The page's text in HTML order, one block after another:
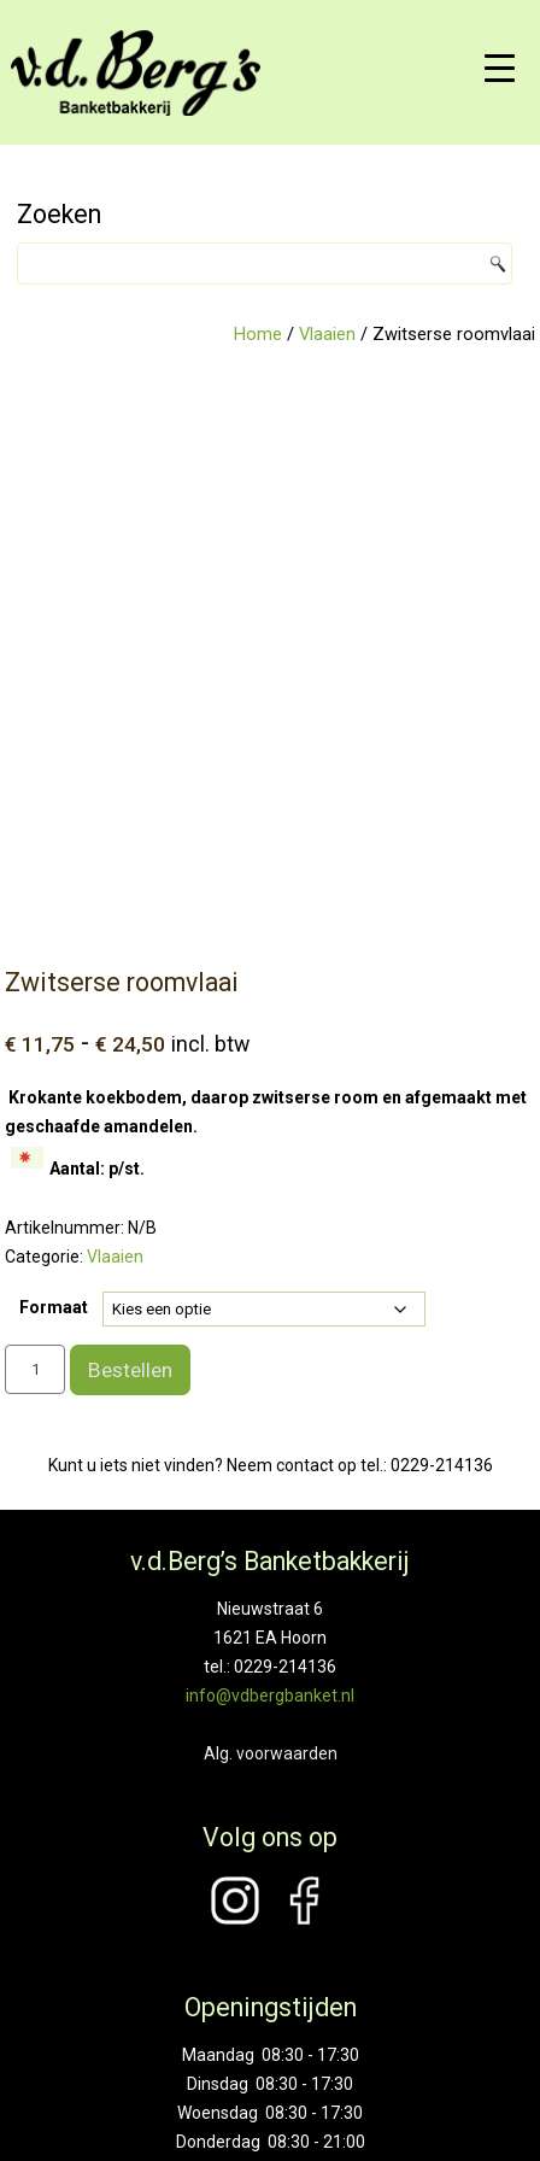
Zoeken
Home / Vlaaien / Zwitserse roomvlaai
Zwitserse roomvlaai
€ 11,75 - € 24,50 Prijsklasse:
tot
€ 24,50
incl. btw
Krokante koekbodem, daarop zwitserse room en afgemaakt met
geschaafde amandelen.
Aantal: p/st.
Artikelnummer: N/B
Categorie:Vlaaien
Formaat
Zwitserse
roomvlaai
Bestellen
Kunt u iets niet vinden? Neem contact op tel.: 0229-214136
v.d.Berg’s Banketbakkerij
Nieuwstraat 6
1621 EA Hoorn
tel.: 0229-214136
info@vdbergbanket.nl
Alg. voorwaarden
Volg ons op
Openingstijden
Maandag 08:30 - 17:30
Dinsdag 08:30 - 17:30
Woensdag 08:30 - 17:30
Donderdag 08:30 - 21:00